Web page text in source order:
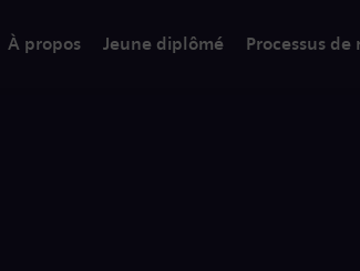
À propos Jeune diplômé Processus